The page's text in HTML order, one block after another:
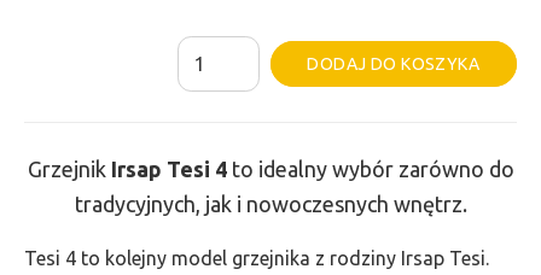
ilość
Grzejnik
wys.
DODAJ DO KOSZYKA
Grzejnik Irsap Tesi 4to idealny wybór zarówno do
tradycyjnych, jak i nowoczesnych wnętrz.
Tesi 4 to kolejny model grzejnika z rodziny Irsap Tesi.